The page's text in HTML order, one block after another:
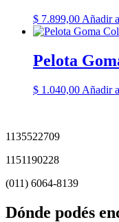
$ 7.899,00 Añadir
Pelota
$ 1.040,00 Añadir
1135522709
1151190228
(011) 6064-8139
Dónde podés